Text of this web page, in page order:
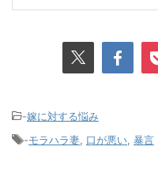
-嫁に対する悩み
-モラハラ妻, 口が悪い, 暴言